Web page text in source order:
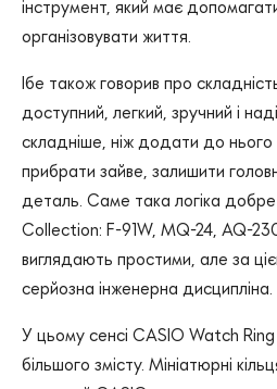
інструмент, який має
організовувати життя.
Ібе також говорив про
доступний, легкий, зручний і
складніше, ніж додати до нього
прибрати зайве, залишити
деталь. Саме така логіка добре
Collection: F-91W, MQ-24, AQ-
виглядають простими, але за
серйозна інженерна дисципліна.
У цьому сенсі CASIO Watch
більшого змісту. Мініатюрні